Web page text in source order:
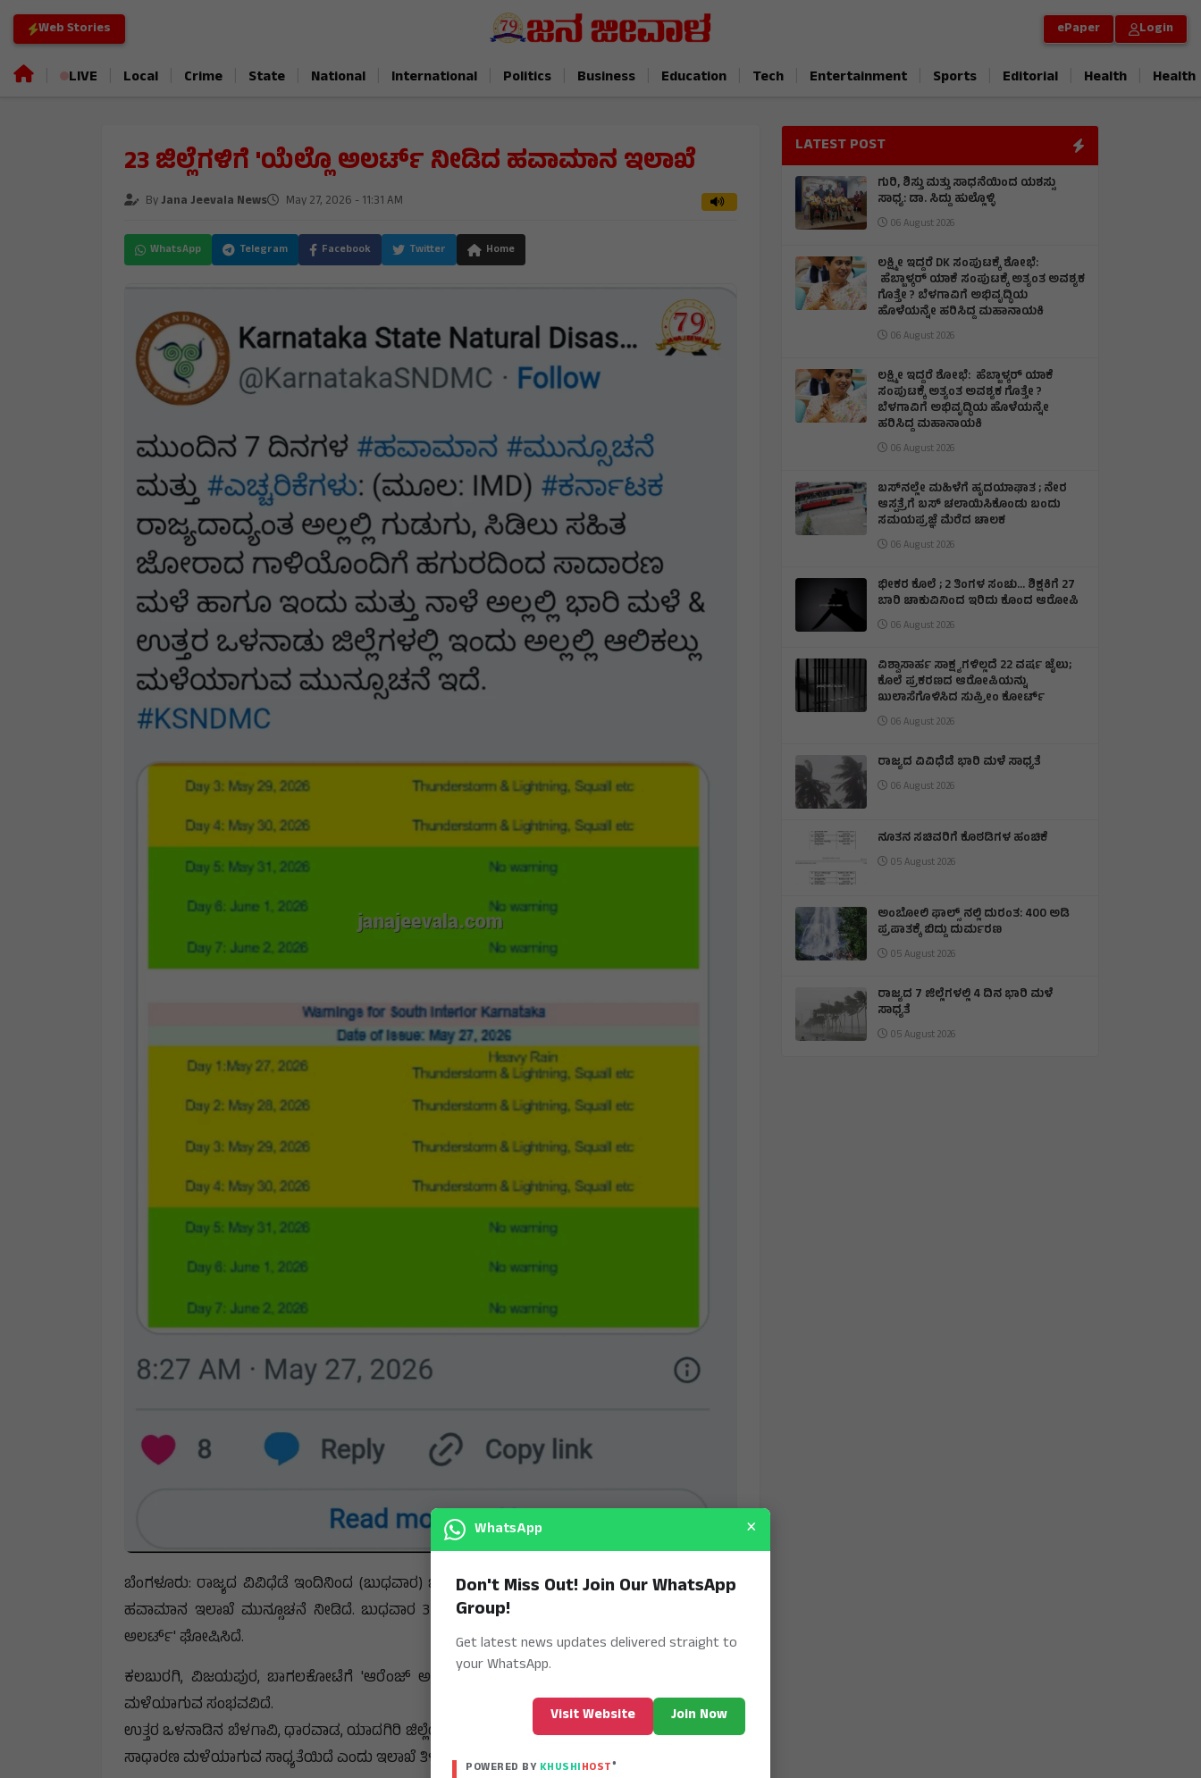
Web Stories ePaper Login
LIVE Local Crime State National International Politics Business Education Tech Entertainment Sports Editorial Health Health
23 ಜಿಲ್ಲೆಗಳಿಗೆ 'ಯೆಲ್ಲೊ ಅಲರ್ಟ್ ನೀಡಿದ ಹವಾಮಾನ ಇಲಾಖೆ
ByJana Jeevala News May 27, 2026 - 11:31 AM
WhatsApp Telegram Facebook Twitter Home
ಬೆಂಗಳೂರು: ರಾಜ್ಯದ ವಿವಿಧೆಡೆ ಇಂದಿನಿಂದ (ಬುಧವಾರ) ಒಂದು ವಾರ ಗುಡುಗು ಸಹಿತ ಮಳೆಯಾಗಬಹುದು ಎಂದು
ಹವಾಮಾನ ಇಲಾಖೆ ಮುನ್ಸೂಚನೆ ನೀಡಿದೆ. ಬುಧವಾರ 3 ಜಿಲ್ಲೆಗಳಿಗೆ 'ಆರೆಂಜ್ ಅಲರ್ಟ್‌', 23 ಜಿಲ್ಲೆಗಳಿಗೆ 'ಯೆಲ್ಲೊ
ಅಲರ್ಟ್' ಘೋಷಿಸಿದೆ.
ಕಲಬುರಗಿ, ವಿಜಯಪುರ, ಬಾಗಲಕೋಟೆಗೆ 'ಆರೆಂಜ್ ಅಲರ್ಟ್' ನೀಡಲಾಗಿದೆ. ಈ ಜಿಲ್ಲೆಗಳಲ್ಲಿ ಕೆಲವೆಡೆ ಆಲಿಕಲ್ಲು
ಮಳೆಯಾಗುವ ಸಂಭವವಿದೆ.
ಉತ್ತರ ಒಳನಾಡಿನ ಬೆಳಗಾವಿ, ಧಾರವಾಡ, ಯಾದಗಿರಿ ಜಿಲ್ಲೆಯ ಒಂದು ಅಥವಾ ಎರಡು ಸ್ಥಳಗಳಲ್ಲಿ ಬಿರುಗಾಳಿಯೊಂದಿಗೆ
ಸಾಧಾರಣ ಮಳೆಯಾಗುವ ಸಾಧ್ಯತೆಯಿದೆ ಎಂದು ಇಲಾಖೆ ತಿಳಿಸಿದೆ.
LATEST POST
ಗುರಿ, ಶಿಸ್ತು ಮತ್ತು ಸಾಧನೆಯಿಂದ ಯಶಸ್ಸು
ಸಾಧ್ಯ: ಡಾ. ಸಿದ್ದು ಹುಲ್ಲೊಳ್ಳಿ
06 August 2026
ಲಕ್ಷ್ಮೀ ಇದ್ದರೆ DK ಸಂಪುಟಕ್ಕೆ ಶೋಭೆ:
ಹೆಬ್ಬಾಳ್ಕರ್ ಯಾಕೆ ಸಂಪುಟಕ್ಕೆ ಅತ್ಯಂತ ಅವಶ್ಯಕ
ಗೊತ್ತೇ ? ಬೆಳಗಾವಿಗೆ ಅಭಿವೃದ್ಧಿಯ
ಹೊಳೆಯನ್ನೇ ಹರಿಸಿದ್ದ ಮಹಾನಾಯಕಿ
06 August 2026
ಲಕ್ಷ್ಮೀ ಇದ್ದರೆ ಶೋಭೆ: ಹೆಬ್ಬಾಳ್ಕರ್ ಯಾಕೆ
ಸಂಪುಟಕ್ಕೆ ಅತ್ಯಂತ ಅವಶ್ಯಕ ಗೊತ್ತೇ ?
ಬೆಳಗಾವಿಗೆ ಅಭಿವೃದ್ಧಿಯ ಹೊಳೆಯನ್ನೇ
ಹರಿಸಿದ್ದ ಮಹಾನಾಯಕಿ
06 August 2026
ಬಸ್‌ನಲ್ಲೇ ಮಹಿಳೆಗೆ ಹೃದಯಾಘಾತ ; ನೇರ
ಆಸ್ಪತ್ರೆಗೆ ಬಸ್‌ ಚಲಾಯಿಸಿಕೊಂಡು ಬಂದು
ಸಮಯಪ್ರಜ್ಞೆ ಮೆರೆದ ಚಾಲಕ
06 August 2026
ಭೀಕರ ಕೊಲೆ ; 2 ತಿಂಗಳ ಸಂಚು… ಶಿಕ್ಷಕಿಗೆ 27
ಬಾರಿ ಚಾಕುವಿನಿಂದ ಇರಿದು ಕೊಂದ ಆರೋಪಿ
06 August 2026
ವಿಶ್ವಾಸಾರ್ಹ ಸಾಕ್ಷ್ಯಗಳಿಲ್ಲದೆ 22 ವರ್ಷ ಜೈಲು;
ಕೊಲೆ ಪ್ರಕರಣದ ಆರೋಪಿಯನ್ನು
ಖುಲಾಸೆಗೊಳಿಸಿದ ಸುಪ್ರೀಂ ಕೋರ್ಟ್
06 August 2026
ರಾಜ್ಯದ ವಿವಿಧೆಡೆ ಭಾರಿ ಮಳೆ ಸಾಧ್ಯತೆ
06 August 2026
ನೂತನ ಸಚಿವರಿಗೆ ಕೊಠಡಿಗಳ ಹಂಚಿಕೆ
05 August 2026
ಅಂಬೋಲಿ ಫಾಲ್ಸ್ ನಲ್ಲಿ ದುರಂತ: 400 ಅಡಿ
ಪ್ರಪಾತಕ್ಕೆ ಬಿದ್ದು ದುರ್ಮರಣ
05 August 2026
ರಾಜ್ಯದ 7 ಜಿಲ್ಲೆಗಳಲ್ಲಿ 4 ದಿನ ಭಾರಿ ಮಳೆ
ಸಾಧ್ಯತೆ
05 August 2026
WhatsApp ×
Don't Miss Out! Join Our WhatsApp
Group!
Get latest news updates delivered straight to
your WhatsApp.
Visit Website Join Now
POWERED BY KHUSHIHOST®